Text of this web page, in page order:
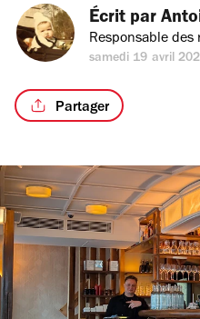
Écrit par
Responsable
samedi 19 avril
Partager